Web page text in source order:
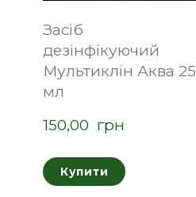
Засіб
дезінфікуючий
Мультиклін Аква 25
мл
150,00  грн
Купити